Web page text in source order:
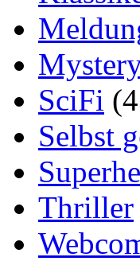
SciFi
Selbst
Thriller